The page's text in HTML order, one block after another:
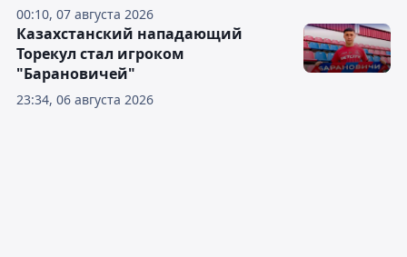
00:10, 07 августа 2026
23:34, 06 августа 2026
Казахстанский нападающий
Торекул стал игроком
"Барановичей"